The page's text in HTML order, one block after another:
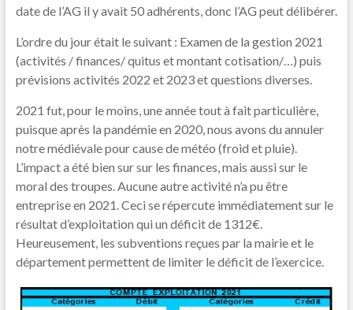
date de l’AG il y avait 50 adhérents, donc l’AG peut délibérer.
L’ordre du jour était le suivant : Examen de la gestion 2021
(activités / finances/ quitus et montant cotisation/…) puis
prévisions activités 2022 et 2023 et questions diverses.
2021 fut, pour le moins, une année tout à fait particulière,
puisque après la pandémie en 2020, nous avons du annuler
notre médiévale pour cause de météo (froid et pluie).
L’impact a été bien sur sur les finances, mais aussi sur le
moral des troupes. Aucune autre activité n’a pu être
entreprise en 2021. Ceci se répercute immédiatement sur le
résultat d’exploitation qui un déficit de 1312€.
Heureusement, les subventions reçues par la mairie et le
département permettent de limiter le déficit de l’exercice.